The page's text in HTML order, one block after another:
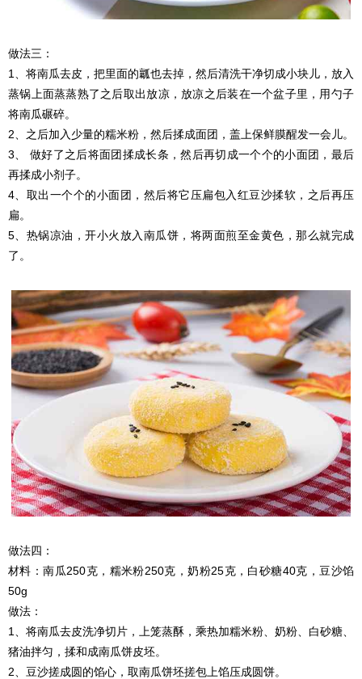
做法三：
1、将南瓜去皮，把里面的瓤也去掉，然后清洗干净切成小块儿，放入
蒸锅上面蒸蒸熟了之后取出放凉，放凉之后装在一个盆子里，用勺子
将南瓜碾碎。
2、之后加入少量的糯米粉，然后揉成面团，盖上保鲜膜醒发一会儿。
3、 做好了之后将面团揉成长条，然后再切成一个个的小面团，最后
再揉成小剂子。
4、取出一个个的小面团，然后将它压扁包入红豆沙揉软，之后再压
扁。
5、热锅凉油，开小火放入南瓜饼，将两面煎至金黄色，那么就完成
了。
做法四：
材料：南瓜250克，糯米粉250克，奶粉25克，白砂糖40克，豆沙馅
50g
做法：
1、将南瓜去皮洗净切片，上笼蒸酥，乘热加糯米粉、奶粉、白砂糖、
猪油拌匀，揉和成南瓜饼皮坯。
2、豆沙搓成圆的馅心，取南瓜饼坯搓包上馅压成圆饼。